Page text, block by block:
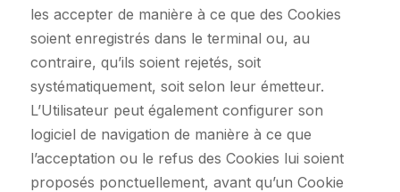
les accepter de manière à ce que des Cookies
soient enregistrés dans le terminal ou, au
contraire, qu’ils soient rejetés, soit
systématiquement, soit selon leur émetteur.
L’Utilisateur peut également configurer son
logiciel de navigation de manière à ce que
l’acceptation ou le refus des Cookies lui soient
proposés ponctuellement, avant qu’un Cookie